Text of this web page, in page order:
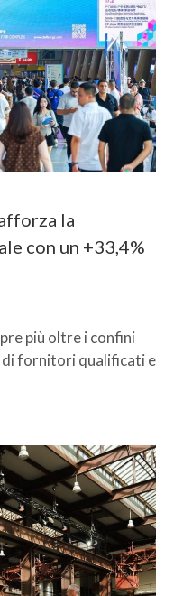
la
con un +33,4%
più oltre i confini
di fornitori qualificati e